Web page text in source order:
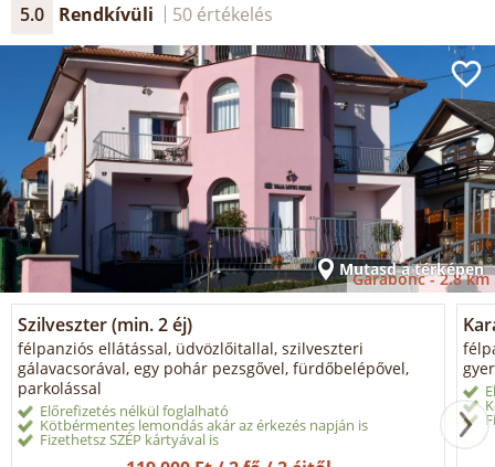
5.0 Rendkívüli 50 értékelés
Mutasd a térképen
Garabonc -2.8 km
Szilveszter (min. 2 éj)
félpanziós ellátással, üdvözlőitallal, szilveszteri
gálavacsorával, egy pohár pezsgővel, fürdőbelépővel,
parkolással
Előrefizetés nélkül foglalható
Kötbérmentes lemondás akár az érkezés napján is
Fizethetsz SZÉP kártyával is